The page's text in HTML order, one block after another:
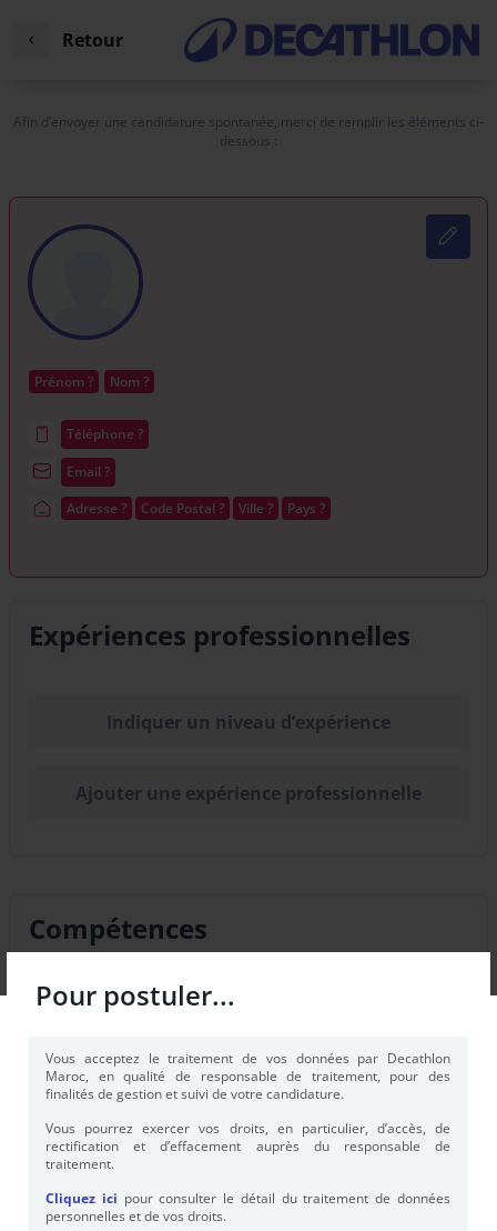
Pour postuler...
Vous acceptez le traitement de vos données par Decathlon
Maroc, en qualité de responsable de traitement, pour des
finalités de gestion et suivi de votre candidature.
Vous pourrez exercer vos droits, en particulier, d’accès, de
rectification et d’effacement auprès du responsable de
traitement.
Cliquez ici pour consulter le détail du traitement de données
personnelles et de vos droits.
Retour
Afin d’envoyer une candidature spontanée, merci de remplir les éléments ci-
dessous :
Prénom ? Nom ?
Téléphone ?
Email ?
Adresse ?
Code Postal ? Ville ? Pays ?
Expériences professionnelles
Indiquer un niveau d’expérience
Ajouter une expérience professionnelle
Compétences
Formations